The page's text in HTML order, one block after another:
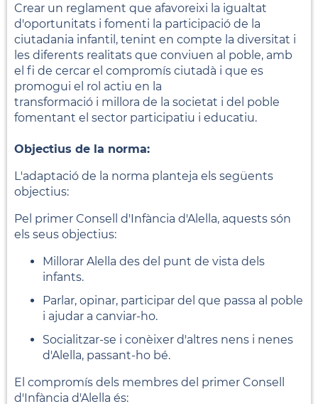
Crear un reglament que afavoreixi la igualtat
d'oportunitats i fomenti la participació de la
ciutadania infantil, tenint en compte la diversitat i
les diferents realitats que conviuen al poble, amb
el fi de cercar el compromís ciutadà i que es
promogui el rol actiu en la
transformació i millora de la societat i del poble
fomentant el sector participatiu i educatiu.
Objectius de la norma:
L'adaptació de la norma planteja els següents
objectius:
Pel primer Consell d'Infància d'Alella, aquests són
els seus objectius:
Millorar Alella des del punt de vista dels
infants.
Parlar, opinar, participar del que passa al poble
i ajudar a canviar-ho.
Socialitzar-se i conèixer d'altres nens i nenes
d'Alella, passant-ho bé.
El compromís dels membres del primer Consell
d'Infància d'Alella és: